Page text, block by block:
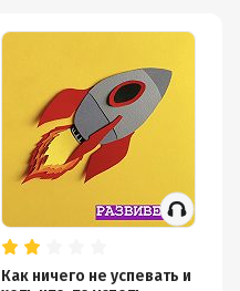
Как ничего не успевать и